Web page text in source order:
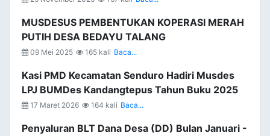
MUSDESUS PEMBENTUKAN KOPERASI MERAH
PUTIH DESA BEDAYU TALANG
09 Mei 2025 165 kali Baca...
Kasi PMD Kecamatan Senduro Hadiri Musdes
LPJ BUMDes Kandangtepus Tahun Buku 2025
17 Maret 2026 164 kali Baca...
Penyaluran BLT Dana Desa (DD) Bulan Januari -